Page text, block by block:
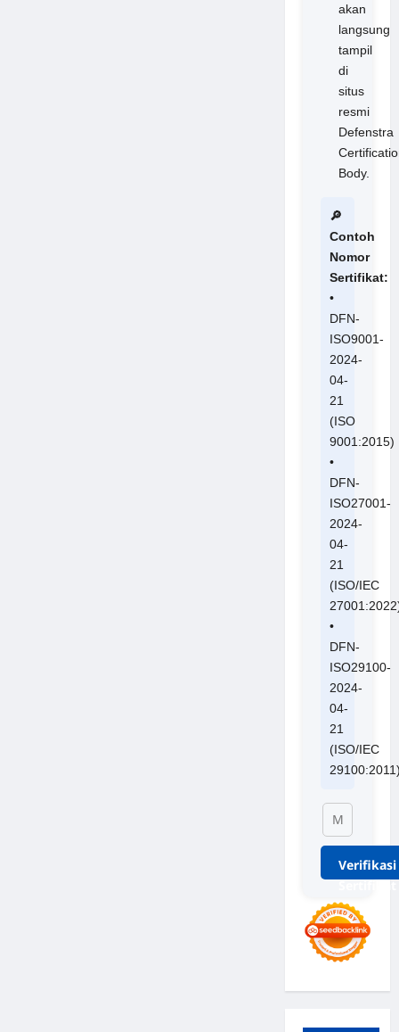
akan
langsung
tampil
di
situs
resmi
Defenstra
Body.
🔎
Contoh
Nomor
Sertifikat:
•
DFN-
ISO9001-
2024-
04-
21
(ISO
9001:2015)
•
DFN-
ISO27001-
2024-
04-
21
(ISO/IEC
•
DFN-
ISO29100-
2024-
04-
21
(ISO/IEC
Verifikasi
Sertifikat